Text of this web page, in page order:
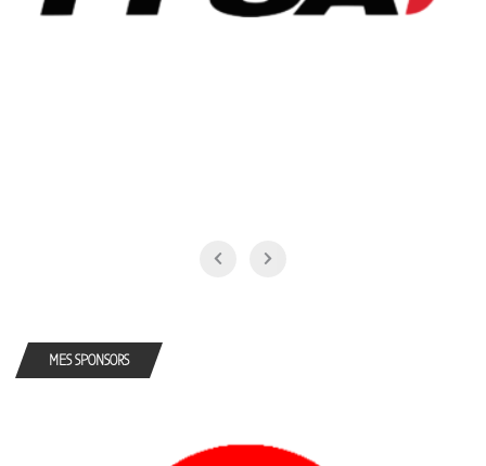
MES SPONSORS